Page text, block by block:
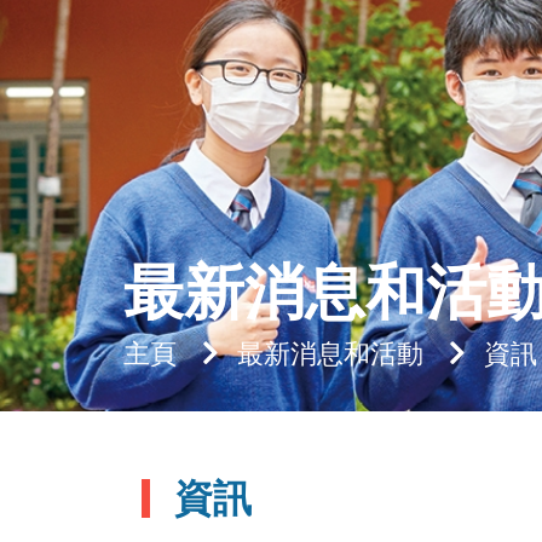
最新消息和活
主頁 最新消息和活動 資訊
資訊